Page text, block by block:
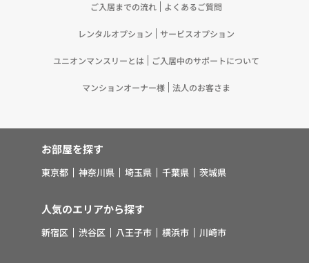
ご入居までの流れ よくあるご質問
レンタルオプション サービスオプション
ユニオンマンスリーとは ご入居中のサポートについて
マンションオーナー様 法人のお客さま
お部屋を探す
東京都 神奈川県 埼玉県 千葉県 茨城県
人気のエリアから探す
新宿区 渋谷区 八王子市 横浜市 川崎市